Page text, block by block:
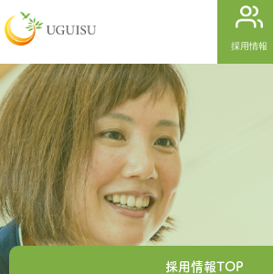
採用情報
採用情報TOP